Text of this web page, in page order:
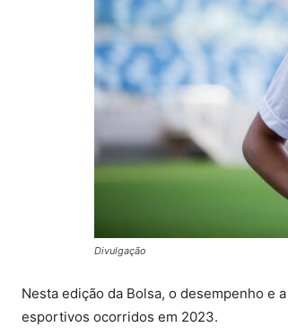
Divulgação
Nesta edição da Bolsa, o desempenho e
esportivos ocorridos em 2023.